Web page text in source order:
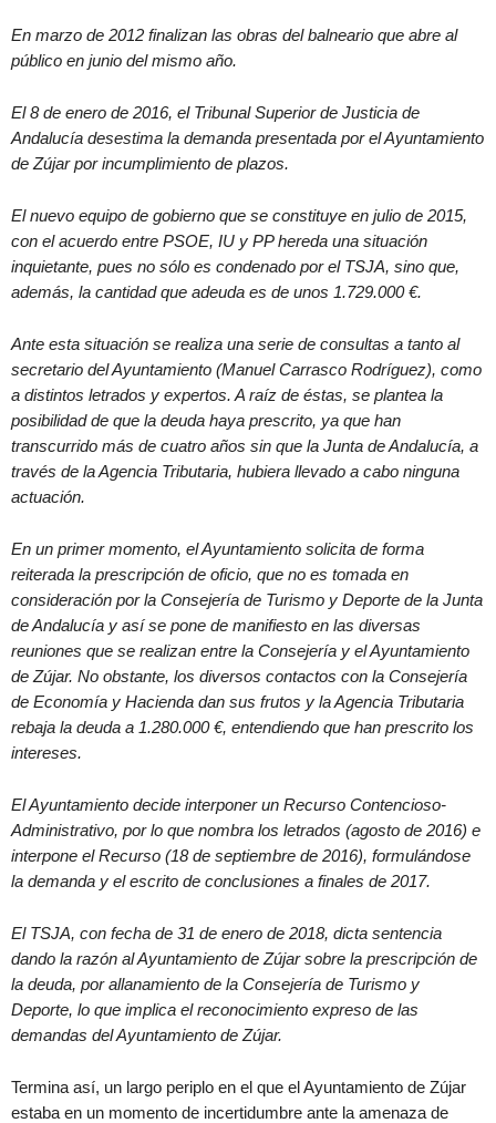
En marzo de 2012 finalizan las obras del balneario que abre al
público en junio del mismo año.
El 8 de enero de 2016, el Tribunal Superior de Justicia de
Andalucía desestima la demanda presentada por el Ayuntamiento
de Zújar por incumplimiento de plazos.
El nuevo equipo de gobierno que se constituye en julio de 2015,
con el acuerdo entre PSOE, IU y PP hereda una situación
inquietante, pues no sólo es condenado por el TSJA, sino que,
además, la cantidad que adeuda es de unos 1.729.000 €.
Ante esta situación se realiza una serie de consultas a tanto al
secretario del Ayuntamiento (Manuel Carrasco Rodríguez), como
a distintos letrados y expertos. A raíz de éstas, se plantea la
posibilidad de que la deuda haya prescrito, ya que han
transcurrido más de cuatro años sin que la Junta de Andalucía, a
través de la Agencia Tributaria, hubiera llevado a cabo ninguna
actuación.
En un primer momento, el Ayuntamiento solicita de forma
reiterada la prescripción de oficio, que no es tomada en
consideración por la Consejería de Turismo y Deporte de la Junta
de Andalucía y así se pone de manifiesto en las diversas
reuniones que se realizan entre la Consejería y el Ayuntamiento
de Zújar. No obstante, los diversos contactos con la Consejería
de Economía y Hacienda dan sus frutos y la Agencia Tributaria
rebaja la deuda a 1.280.000 €, entendiendo que han prescrito los
intereses.
El Ayuntamiento decide interponer un Recurso Contencioso-
Administrativo, por lo que nombra los letrados (agosto de 2016) e
interpone el Recurso (18 de septiembre de 2016), formulándose
la demanda y el escrito de conclusiones a finales de 2017.
El TSJA, con fecha de 31 de enero de 2018, dicta sentencia
dando la razón al Ayuntamiento de Zújar sobre la prescripción de
la deuda, por allanamiento de la Consejería de Turismo y
Deporte, lo que implica el reconocimiento expreso de las
demandas del Ayuntamiento de Zújar.
Termina así, un largo periplo en el que el Ayuntamiento de Zújar
estaba en un momento de incertidumbre ante la amenaza de